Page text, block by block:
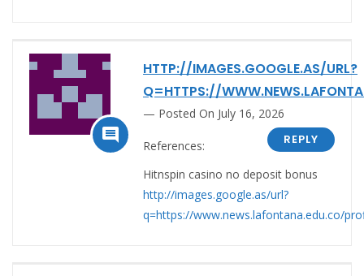

HTTP://IMAGES.GOOGLE.AS/URL?
Q=HTTPS://
Posted On July 16, 2026
REPLY
References:
Hitnspin casino no deposit bonus
http://images.google.as/url?
q=https://www.news.lafontana.edu.co/